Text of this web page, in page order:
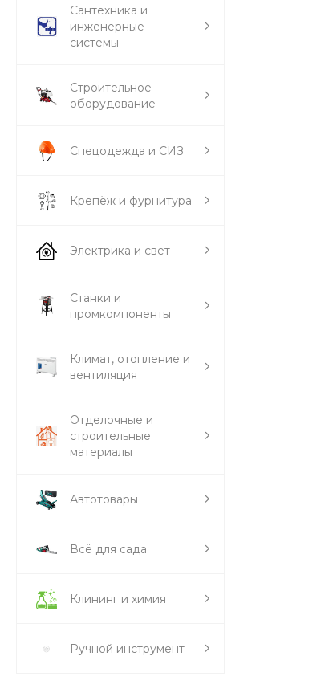
Сантехника и
инженерные
системы
Строительное
оборудование
Спецодежда и СИЗ
Крепёж и фурнитура
Электрика и свет
Станки и
промкомпоненты
Климат, отопление и
вентиляция
Отделочные и
строительные
материалы
Автотовары
Всё для сада
Клининг и химия
Ручной инструмент